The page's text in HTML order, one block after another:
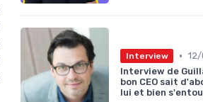
Interview •
Interview de
bon CEO sait
lui et bien